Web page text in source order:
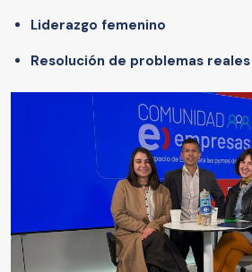
Liderazgo femenino
Resolución de problemas reales